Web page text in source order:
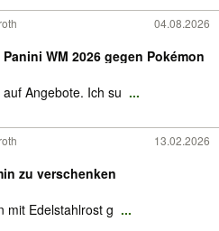
04.08.2026
WM 2026 gegen Pokémon
Angebote. Ich su ...
13.02.2026
zu verschenken
mit Edelstahlrost g ...